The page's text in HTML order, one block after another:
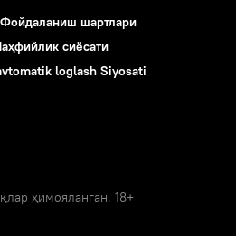
Фойдаланиш шартлари
сиёсати
loglash Siyosati
ҳимояланган. 18+